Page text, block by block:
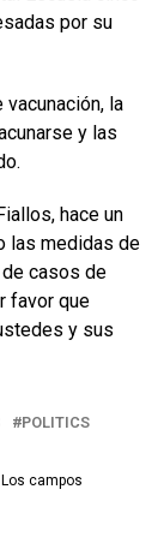
por su
la
y las
hace un
las medidas de
de casos de
favor que
y sus
POLITICS
Los campos